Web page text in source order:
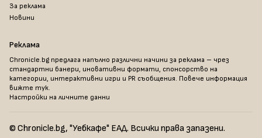
За реклама
Новини
Реклама
Chronicle.bg предлага напълно различни начини за реклама – чрез
стандартни банери, иновативни формати, спонсорство на
категории, интерактивни игри и PR съобщения. Повече информация
вижте тук.
Настройки на личните данни
© Chronicle.bg, "Уебкафе" ЕАД. Всички права запазени.